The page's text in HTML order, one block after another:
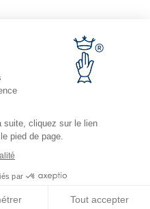
suite, cliquez sur le lien
pied de page.
par
Tout accepter
Accesibilidad